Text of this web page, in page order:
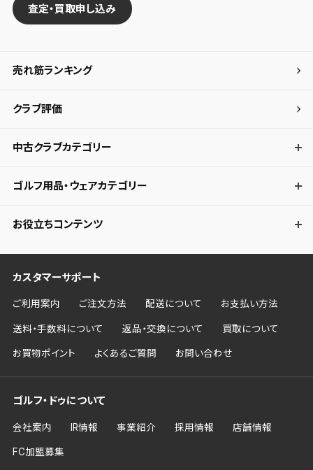
査定・買取申し込み
売れ筋ランキング
クラブ評価
中古クラブカテゴリー
ゴルフ用品・ウェアカテゴリー
お役立ちコンテンツ
カスタマーサポート
ご利用案内 ご注文方法 配送について お支払い方法
送料・手数料について 返品・交換について 買取について
お買物ポイント よくあるご質問 お問い合わせ
ゴルフ・ドゥについて
会社案内 IR情報 事業紹介 採用情報 店舗情報
FC加盟募集